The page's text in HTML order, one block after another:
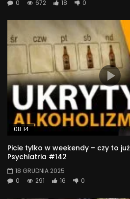
0 672 18 0
08:14
Picie tylko w weekendy – czy to już
Psychiatria #142
18 GRUDNIA 2025
0
291 16 0